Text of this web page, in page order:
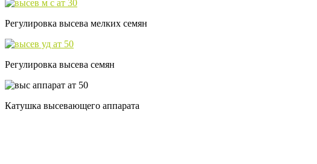
Регулировка высева мелких семян
Регулировка высева семян
Катушка высевающего аппарата